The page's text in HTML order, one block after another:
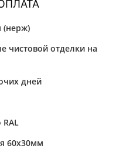
(нерж)
чистовой отделки на
дней
60х30мм